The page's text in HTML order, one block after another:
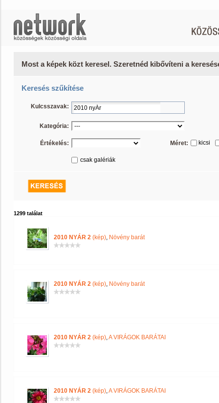
Most a képek közt keresel. Szeretnéd kibővíteni a
Keresés szűkítése
Kulcsszavak:
Kategória:
Értékelés: Méret: kicsi
csak galériák
1299 találat
2010 NYÁR 2 (kép), Növény barát
2010 NYÁR 2 (kép), Növény barát
2010 NYÁR 2 (kép),A VIRÁGOK BARÁTAI
2010 NYÁR 2 (kép),A VIRÁGOK BARÁTAI